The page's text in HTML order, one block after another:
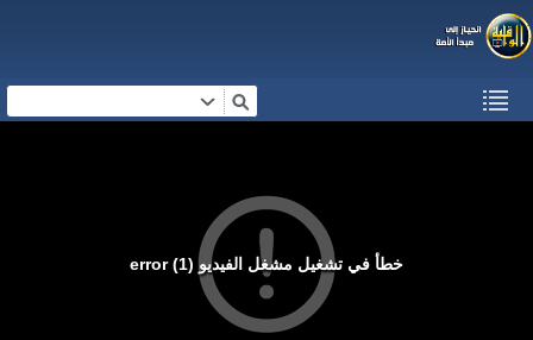
خطأ في تشغيل مشغل الفيديو (1) error